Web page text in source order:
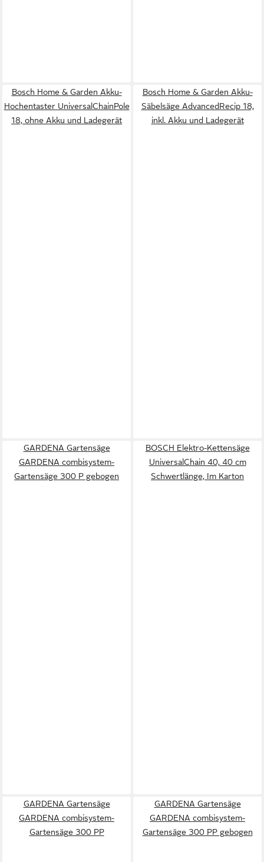
Bosch Home & Garden Akku-
Hochentaster UniversalChainPole
18, ohne Akku und Ladegerät
Bosch Home & Garden Akku-
Säbelsäge AdvancedRecip 18,
inkl. Akku und Ladegerät
GARDENA Gartensäge
GARDENA combisystem-
Gartensäge 300 P gebogen
BOSCH Elektro-Kettensäge
UniversalChain 40, 40 cm
Schwertlänge, Im Karton
GARDENA Gartensäge
GARDENA combisystem-
Gartensäge 300 PP
GARDENA Gartensäge
GARDENA combisystem-
Gartensäge 300 PP gebogen